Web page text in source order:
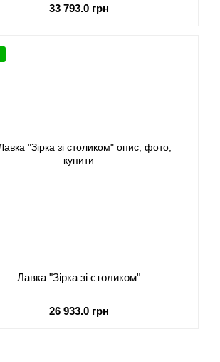
33 793.0 грн
Лавка "Зірка зі столиком"
26 933.0 грн